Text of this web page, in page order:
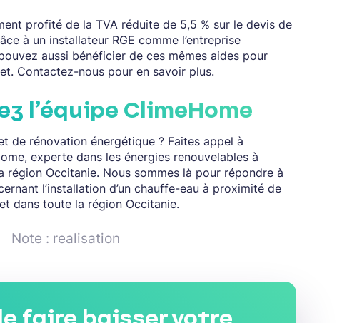
profité de la TVA réduite de 5,5 % sur le devis de
à un installateur RGE comme l’entreprise
aussi bénéficier de ces mêmes aides pour
Contactez-nous pour en savoir plus.
l’équipe ClimeHome
de rénovation énergétique ? Faites appel à
experte dans les énergies renouvelables à
région Occitanie. Nous sommes là pour répondre à
l’installation d’un chauffe-eau à proximité de
dans toute la région Occitanie.
Note : realisation